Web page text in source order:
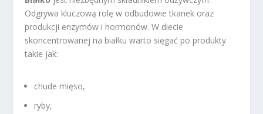
Odgrywa kluczową rolę w odbudowie tkanek oraz
produkcji enzymów i hormonów. W diecie
skoncentrowanej na białku warto sięgać po produkty
takie jak:
chude mięso,
ryby,